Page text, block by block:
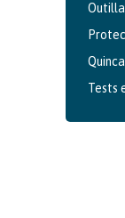
Tests